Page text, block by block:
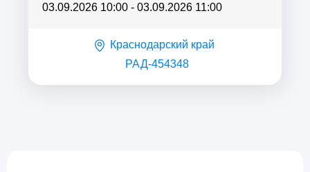
03.09.2026 10:00 - 03.09.2026 11:00
Краснодарский край
РАД-454348